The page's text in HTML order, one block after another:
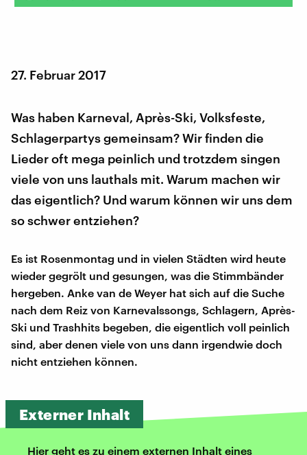
27. Februar 2017
Was haben Karneval, Après-Ski, Volksfeste,
Schlagerpartys gemeinsam? Wir finden die
Lieder oft mega peinlich und trotzdem singen
viele von uns lauthals mit. Warum machen wir
das eigentlich? Und warum können wir uns dem
so schwer entziehen?
Es ist Rosenmontag und in vielen Städten wird heute
wieder gegrölt und gesungen, was die Stimmbänder
hergeben. Anke van de Weyer hat sich auf die Suche
nach dem Reiz von Karnevalssongs, Schlagern, Après-
Ski und Trashhits begeben, die eigentlich voll peinlich
sind, aber denen viele von uns dann irgendwie doch
nicht entziehen können.
Externer Inhalt
Hier geht es zu einem externen Inhalt eines